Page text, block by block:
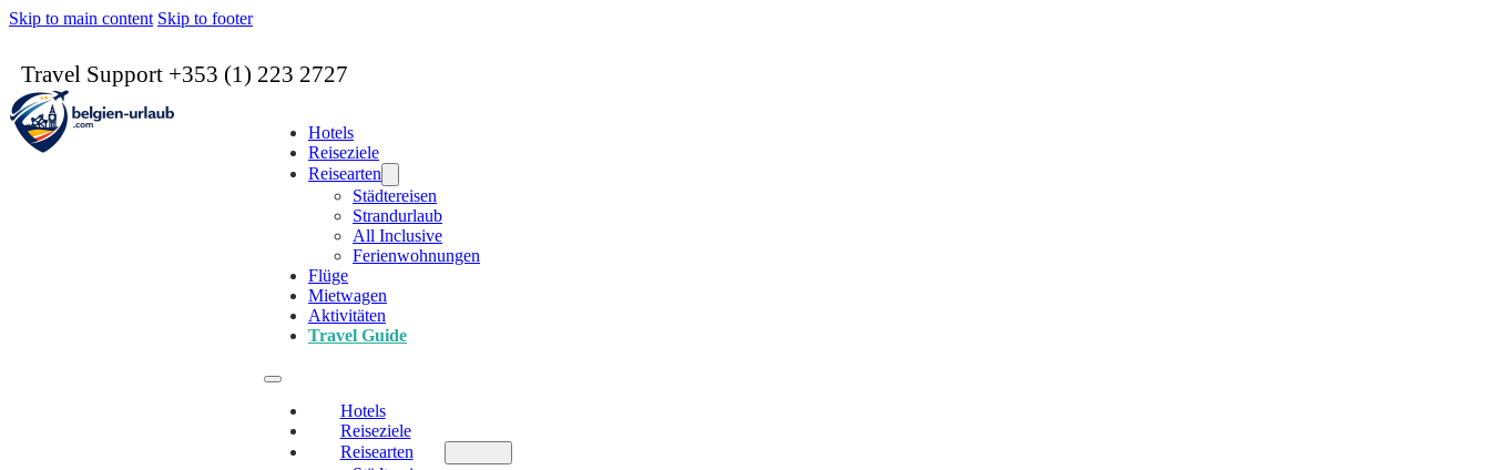
Skip to main content Skip to footer
Travel Support +353 (1) 223 2727
Hotels
Reiseziele
Reisearten
Städtereisen
Strandurlaub
All Inclusive
Ferienwohnungen
Flüge
Mietwagen
Aktivitäten
Travel Guide
Hotels
Reiseziele
Reisearten